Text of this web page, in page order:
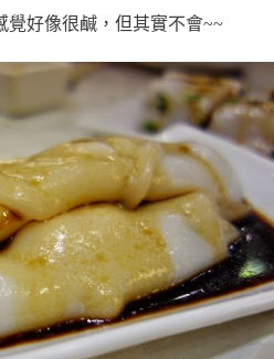
覺好像很鹹，但其實不會~~